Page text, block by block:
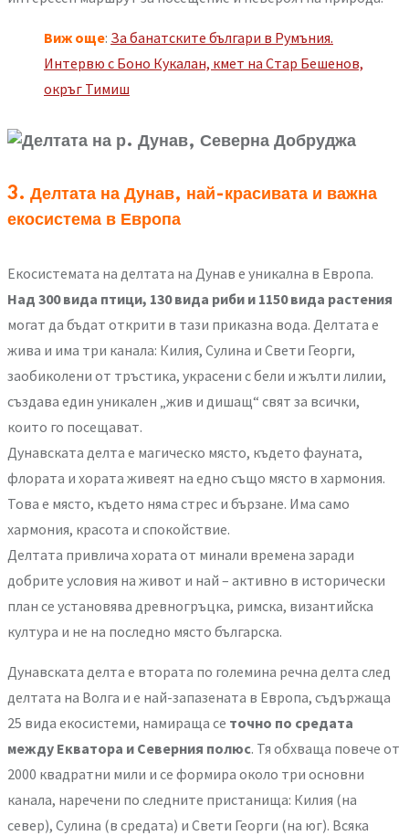
Виж още: За банатските българи в Румъния.
Интервю с Боно Кукалан, кмет на Стар Бешенов,
окръг Тимиш
3. Делтата на Дунав, най-красивата и важна
екосистема в Европа
Екосистемата на делтата на Дунав е уникална в Европа.
Над 300 вида птици, 130 вида риби и 1150 вида растения
могат да бъдат открити в тази приказна вода. Делтата е
жива и има три канала: Килия, Сулина и Свети Георги,
заобиколени от тръстика, украсени с бели и жълти лилии,
създава един уникален „жив и дишащ“ свят за всички,
които го посещават.
Дунавската делта е магическо място, където фауната,
флората и хората живеят на едно също място в хармония.
Това е място, където няма стрес и бързане. Има само
хармония, красота и спокойствие.
Делтата привлича хората от минали времена заради
добрите условия на живот и най – активно в исторически
план се установява древногръцка, римска, византийска
култура и не на последно място българска.
Дунавската делта е втората по големина речна делта след
делтата на Волга и е най-запазената в Европа, съдържаща
25 вида екосистеми, намираща се точно по средата
между Екватора и Северния полюс. Тя обхваща повече от
2000 квадратни мили и се формира около три основни
канала, наречени по следните пристанища: Килия (на
север), Сулина (в средата) и Свети Георги (на юг). Всяка